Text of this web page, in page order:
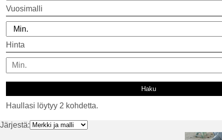
Vuosimalli
Hinta
Haullasi löytyy 2 kohdetta.
Järjestä: